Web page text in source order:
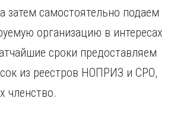
затем самостоятельно подаем
организацию в интересах
сроки предоставляем
из реестров НОПРИЗ и СРО,
членство.